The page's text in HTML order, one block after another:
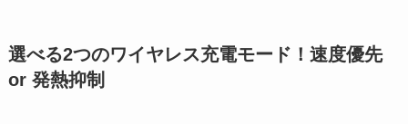
選べる2つのワイヤレス充電モード！速度優先
or 発熱抑制